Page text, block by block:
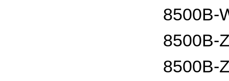
8500B-
8500B-
8500B-